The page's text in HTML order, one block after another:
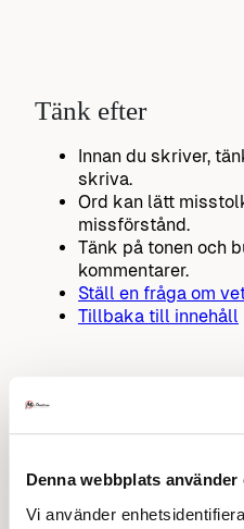
Denna webbplats använder
Vi använder
Tänk efter
Innan du skriver,
skriva.
Ord kan lätt
missförstånd.
Tänk på tonen och
kommentarer.
Ställ en fråga om
Tillbaka till innehåll